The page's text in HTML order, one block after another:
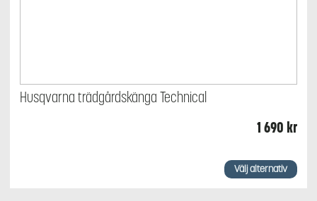
Husqvarna trädgårdskänga Technical
1 690 kr
Välj alternativ